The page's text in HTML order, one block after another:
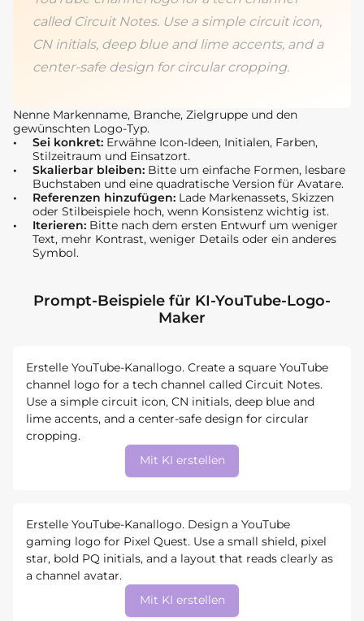
called Circuit Notes. Use a simple circuit icon,
CN initials, deep blue and lime accents, and a
center-safe design for circular cropping.
Nenne Markenname, Branche, Zielgruppe und den
gewünschten Logo-Typ.
Sei konkret: Erwähne Icon-Ideen, Initialen, Farben,
Stilzeitraum und Einsatzort.
Skalierbar bleiben: Bitte um einfache Formen, lesbare
Buchstaben und eine quadratische Version für Avatare.
Referenzen hinzufügen: Lade Markenassets, Skizzen
oder Stilbeispiele hoch, wenn Konsistenz wichtig ist.
Iterieren: Bitte nach dem ersten Entwurf um weniger
Text, mehr Kontrast, weniger Details oder ein anderes
Symbol.
Prompt-Beispiele für KI-YouTube-Logo-
Maker
Erstelle YouTube-Kanallogo. Create a square YouTube
channel logo for a tech channel called Circuit Notes.
Use a simple circuit icon, CN initials, deep blue and
lime accents, and a center-safe design for circular
cropping.
Mit KI erstellen
Erstelle YouTube-Kanallogo. Design a YouTube
gaming logo for Pixel Quest. Use a small shield, pixel
star, bold PQ initials, and a layout that reads clearly as
a channel avatar.
Mit KI erstellen